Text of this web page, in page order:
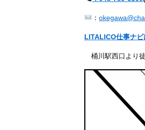
：
LITALICO仕事ナビ
桶川駅西口より